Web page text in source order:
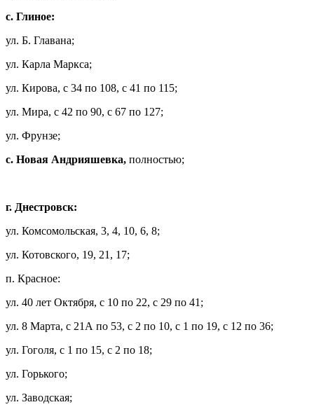
с. Глиное:
ул. Б. Главана;
ул. Карла Маркса;
ул. Кирова, с 34 по 108, с 41 по 115;
ул. Мира, с 42 по 90, с 67 по 127;
ул. Фрунзе;
с. Новая Андрияшевка, полностью;
г. Днестровск:
ул. Комсомольская, 3, 4, 10, 6, 8;
ул. Котовского, 19, 21, 17;
п. Красное:
ул. 40 лет Октября, с 10 по 22, с 29 по 41;
ул. 8 Марта, с 21А по 53, с 2 по 10, с 1 по 19, с 12 по 36;
ул. Гоголя, с 1 по 15, с 2 по 18;
ул. Горького;
ул. Заводская;